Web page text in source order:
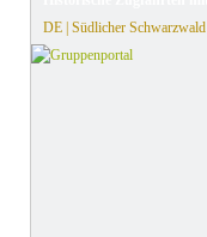
DE | Südlicher Schwarzwald